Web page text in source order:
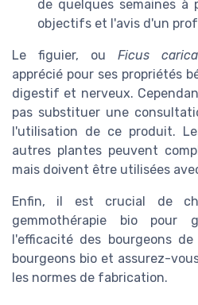
de quelques semaines à
objectifs et l'avis d'un
Le figuier, ou Ficus carica
apprécié pour ses propriétés
digestif et nerveux.
pas substituer une
l'utilisation de ce produit.
autres plantes peuvent
mais doivent être utilisées
Enfin, il est crucial de
gemmothérapie bio
l'efficacité des bourgeons
bourgeons bio et assurez-
les normes de fabrication.